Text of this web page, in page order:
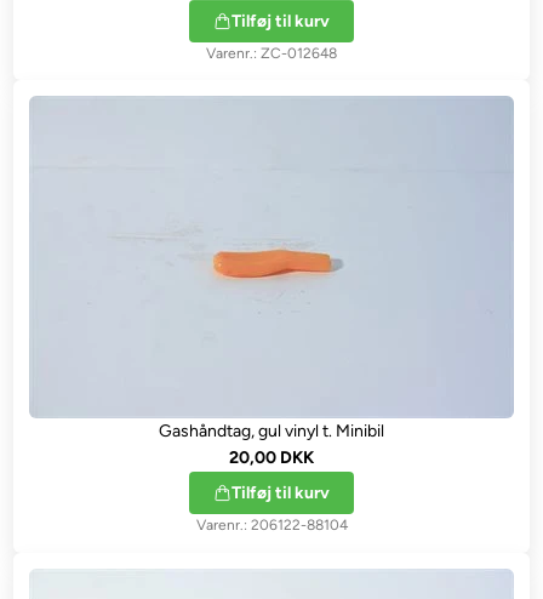
Tilføj til kurv
ZC-012648
Gashåndtag, gul vinyl t. Minibil
20,00 DKK
Tilføj til kurv
206122-88104